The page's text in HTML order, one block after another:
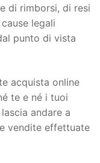
di rimborsi, di resi
legali
punto di vista
acquista online
te e né i tuoi
andare a
vendite effettuate